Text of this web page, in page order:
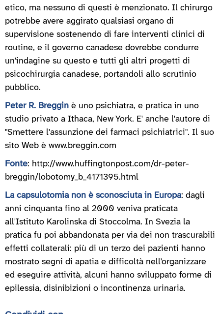
etico, ma nessuno di questi è menzionato. Il chirurgo
potrebbe avere aggirato qualsiasi organo di
supervisione sostenendo di fare interventi clinici di
routine, e il governo canadese dovrebbe condurre
un'indagine su questo e tutti gli altri progetti di
psicochirurgia canadese, portandoli allo scrutinio
pubblico.
Peter R. Breggin è uno psichiatra, e pratica in uno
studio privato a Ithaca, New York. E' anche l'autore di
"Smettere l'assunzione dei farmaci psichiatrici". Il suo
sito Web è www.breggin.com
Fonte: http://www.huffingtonpost.com/dr-peter-
breggin/lobotomy_b_4171395.html
La capsulotomia non è sconosciuta in Europa: dagli
anni cinquanta fino al 2000 veniva praticata
all'Istituto Karolinska di Stoccolma. In Svezia la
pratica fu poi abbandonata per via dei non trascurabili
effetti collaterali: più di un terzo dei pazienti hanno
mostrato segni di apatia e difficoltà nell'organizzare
ed eseguire attività, alcuni hanno sviluppato forme di
epilessia, disinibizioni o incontinenza urinaria.